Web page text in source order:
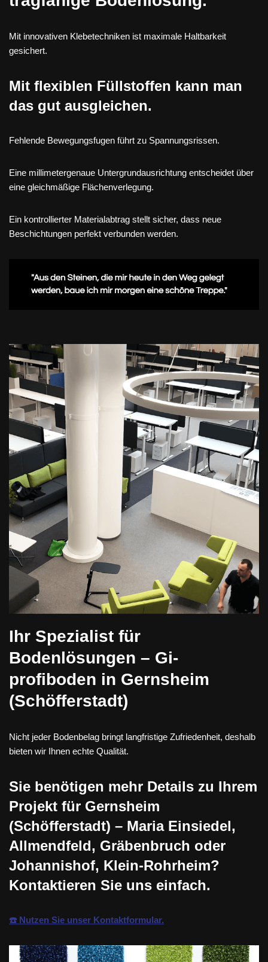
Mit innovativen Klebetechniken ist maximale Haltbarkeit
gesichert.
Mit flexiblen Füllstoffen kann man
das gut ausgleichen.
Fehlende Bewegungsfugen führt zu Spannungsrissen.
Eine millimetergenaue Untergrundausrichtung entscheidet über
eine gleichmäßige Flächenverlegung.
Ein kontrollierter Materialabtrag stellt sicher, dass neue
Beschichtungen perfekt verbunden werden.
Ihr Spezialist für
Bodenlösungen – Gi-
profiboden in Gernsheim
(Schöfferstadt)
Nicht jeder Bodenbelag bringt langfristige Zufriedenheit, deshalb
bieten wir Ihnen echte Qualität.
Sie benötigen mehr Details zu Ihrem
Projekt für Gernsheim
(Schöfferstadt) – Maria Einsiedel,
Allmendfeld, Gräbenbruch oder
Johannishof, Klein-Rohrheim?
Kontaktieren Sie uns einfach.
☎️ Nutzen Sie unser Kontaktformular.